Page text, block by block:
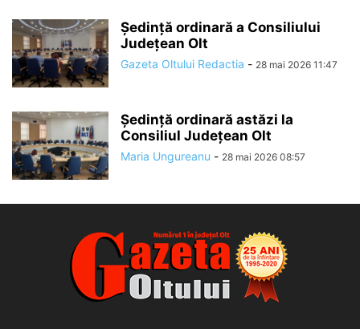
Ședință ordinară a Consiliului
Județean Olt
Gazeta Oltului Redactia - 28 mai 2026 11:47
Ședință ordinară astăzi la
Consiliul Județean Olt
Maria Ungureanu - 28 mai 2026 08:57